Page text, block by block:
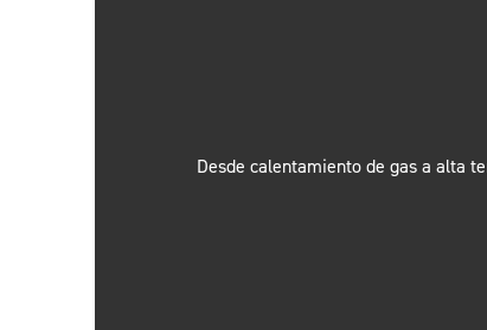
Desde calentamiento de gas a alta